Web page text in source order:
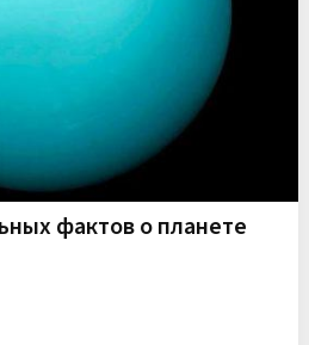
фактов о планете